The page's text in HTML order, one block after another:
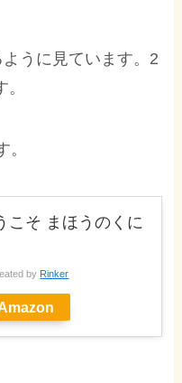
うに見ています。2
こそ まほうのくに
by Rinker